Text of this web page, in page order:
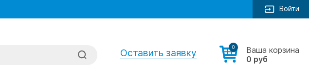
Войти
Оставить заявку 0
Ваша корзина
0 руб